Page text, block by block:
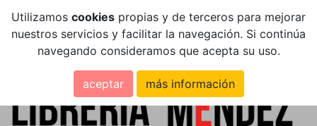
Utilizamos cookies propias y de terceros para mejorar
nuestros servicios y facilitar la navegación. Si continúa
navegando consideramos que acepta su uso.
aceptar más información